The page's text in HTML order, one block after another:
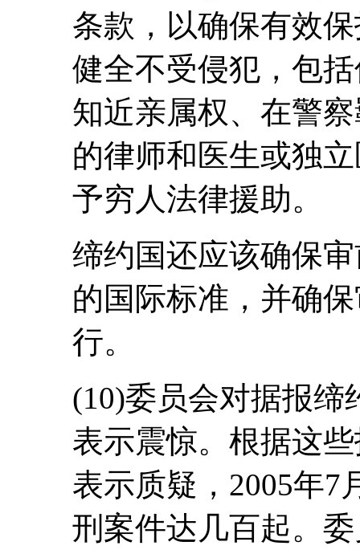
条款，以确保有效
健全不受侵犯，包
知近亲属权、在警
的律师和医生或独
予穷人法律援助。
缔约国还应该确保
的国际标准，并确
行。
(10)委员会对据报缔
表示震惊。根据这
表示质疑，2005年7
刑案件达几百起。